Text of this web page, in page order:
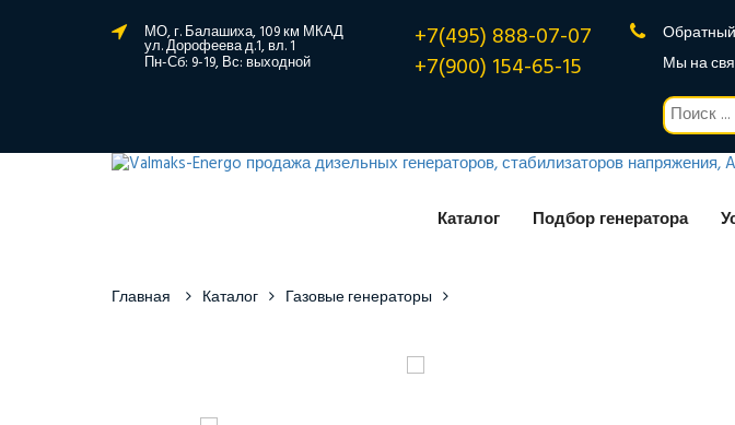
МО, г. Балашиха, 109 км МКАД
ул. Дорофеева д.1, вл. 1
Пн-Сб: 9-19, Вс: выходной
+7(495) 888-07-07
+7(900) 154-65-15
Мы на
Каталог Подбор генератора
Главная Каталог Газовые генераторы